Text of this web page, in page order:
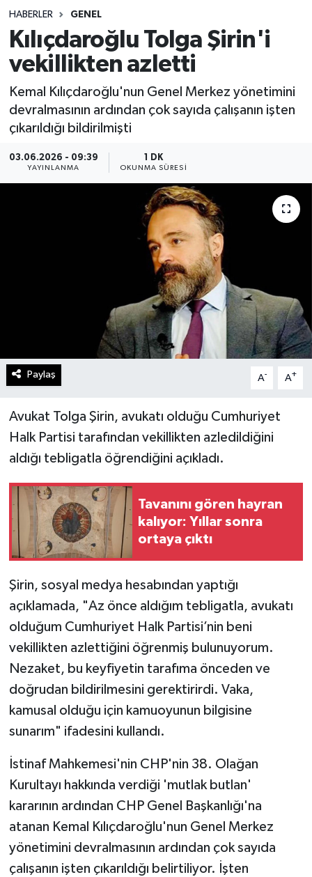
HABERLER GENEL
Kılıçdaroğlu Tolga Şirin'i
vekillikten azletti
Kemal Kılıçdaroğlu'nun Genel Merkez yönetimini
devralmasının ardından çok sayıda çalışanın işten
çıkarıldığı bildirilmişti
03.06.2026 - 09:39
YAYINLANMA
1 DK
OKUNMA SÜRESI
Paylaş A- A+
Avukat Tolga Şirin, avukatı olduğu Cumhuriyet
Halk Partisi tarafından vekillikten azledildiğini
aldığı tebligatla öğrendiğini açıkladı.
Tavanını gören hayran
kalıyor: Yıllar sonra
ortaya çıktı
Şirin, sosyal medya hesabından yaptığı
açıklamada, "Az önce aldığım tebligatla, avukatı
olduğum Cumhuriyet Halk Partisi’nin beni
vekillikten azlettiğini öğrenmiş bulunuyorum.
Nezaket, bu keyfiyetin tarafıma önceden ve
doğrudan bildirilmesini gerektirirdi. Vaka,
kamusal olduğu için kamuoyunun bilgisine
sunarım" ifadesini kullandı.
İstinaf Mahkemesi'nin CHP'nin 38. Olağan
Kurultayı hakkında verdiği 'mutlak butlan'
kararının ardından CHP Genel Başkanlığı'na
atanan Kemal Kılıçdaroğlu'nun Genel Merkez
yönetimini devralmasının ardından çok sayıda
çalışanın işten çıkarıldığı belirtiliyor. İşten
Spor
Teknoloji
Yaşam